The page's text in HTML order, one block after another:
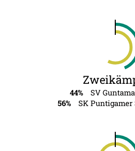
44%
SV
56%
SK Puntigamer